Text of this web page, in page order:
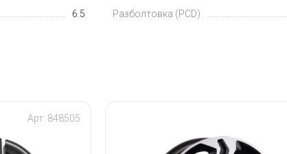
6.5
Разболтовка (PCD)
Арт: 848505